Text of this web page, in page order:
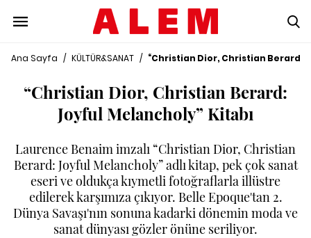
Ana Sayfa / KÜLTÜR&SANAT / “Christian Dior, Christian Berard:
“Christian Dior, Christian Berard:
Joyful Melancholy” Kitabı
Laurence Benaim imzalı “Christian Dior, Christian
Berard: Joyful Melancholy” adlı kitap, pek çok sanat
eseri ve oldukça kıymetli fotoğraflarla illüstre
edilerek karşımıza çıkıyor. Belle Epoque'tan 2.
Dünya Savaşı'nın sonuna kadarki dönemin moda ve
sanat dünyası gözler önüne seriliyor.